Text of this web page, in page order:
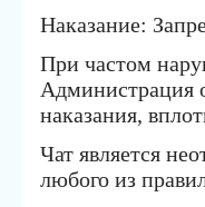
Наказание:
При частом
Администрация
наказания,
Чат является
любого из